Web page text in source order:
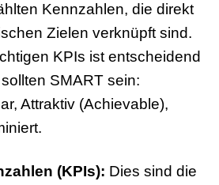
Kennzahlen, die direkt
Zielen verknüpft sind.
KPIs ist entscheidend
SMART sein:
Attraktiv (Achievable),
(KPIs): Dies sind die